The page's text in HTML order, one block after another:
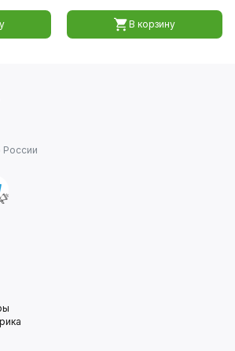
В корзину
России